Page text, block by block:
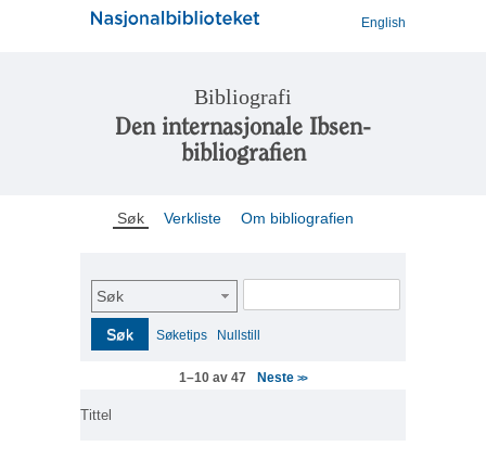
English
Bibliografi
Den internasjonale Ibsen-
bibliografien
Søk Verkliste Om bibliografien
Søk
Søk Søketips Nullstill
1–10 av 47 Neste>>
Tittel